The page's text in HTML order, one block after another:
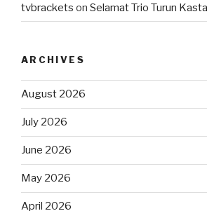
tvbrackets on Selamat Trio Turun Kasta
ARCHIVES
August 2026
July 2026
June 2026
May 2026
April 2026